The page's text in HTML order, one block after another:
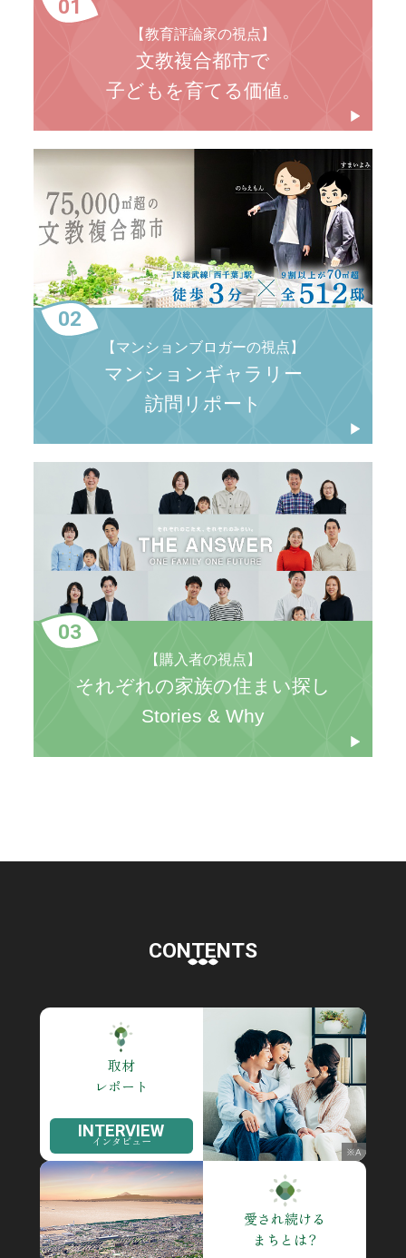
01
【教育評論家の視点】
文教複合都市で
子どもを育てる価値。
02
【マンションブロガーの視点】
マンションギャラリー
訪問リポート
03
【購入者の視点】
それぞれの家族の住まい探し
Stories & Why
CONTENTS
取材
レポート
INTERVIEW
インタビュー
※A
愛され続ける
まちとは？